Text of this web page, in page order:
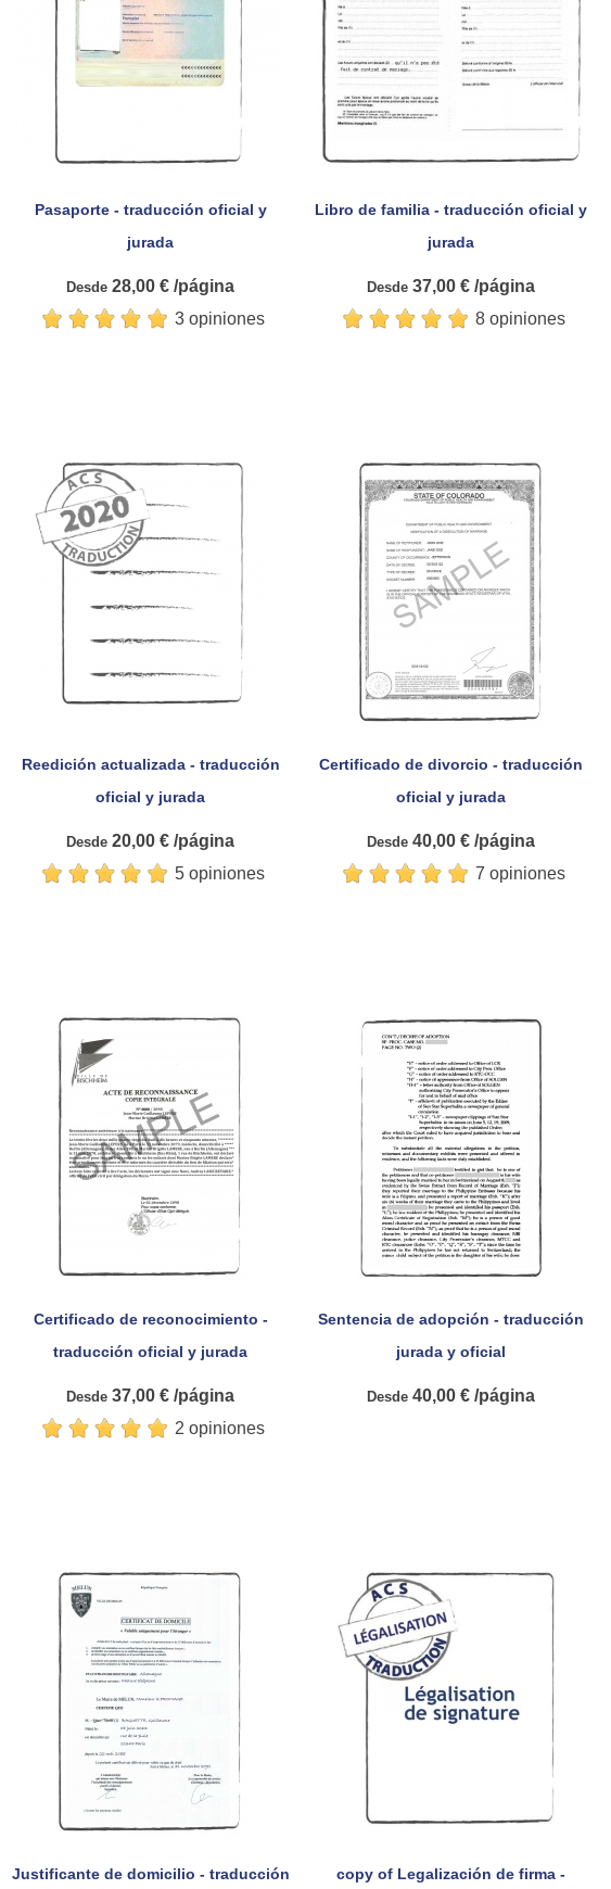
Pasaporte - traducción oficial y
jurada
Desde 28,00 € /página
3 opiniones
Libro de familia - traducción oficial y
jurada
Desde 37,00 € /página
8 opiniones
Reedición actualizada - traducción
oficial y jurada
Desde 20,00 € /página
5 opiniones
Certificado de divorcio - traducción
oficial y jurada
Desde 40,00 € /página
7 opiniones
Certificado de reconocimiento -
traducción oficial y jurada
Desde 37,00 € /página
2 opiniones
Sentencia de adopción - traducción
jurada y oficial
Desde 40,00 € /página
Vista rápida
Justificante de domicilio - traducción copy of Legalización de firma -